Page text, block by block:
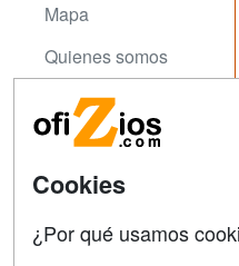
Mapa
Quienes somos
Tarifas publicidad
Acceso Usuarios
Acceso Centros
Cookies
¿Por qué usamos